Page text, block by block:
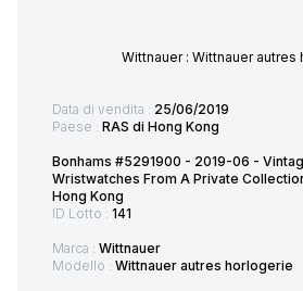
Wittnauer : Wittnauer autres
Data di vendita : 25/06/2019
Paese : RAS di Hong Kong
Bonhams #5291900 - 2019-06 -
Wristwatches From A Private
Hong Kong
ID Lotto : 141
Marca : Wittnauer
Modello : Wittnauer autres horlogerie